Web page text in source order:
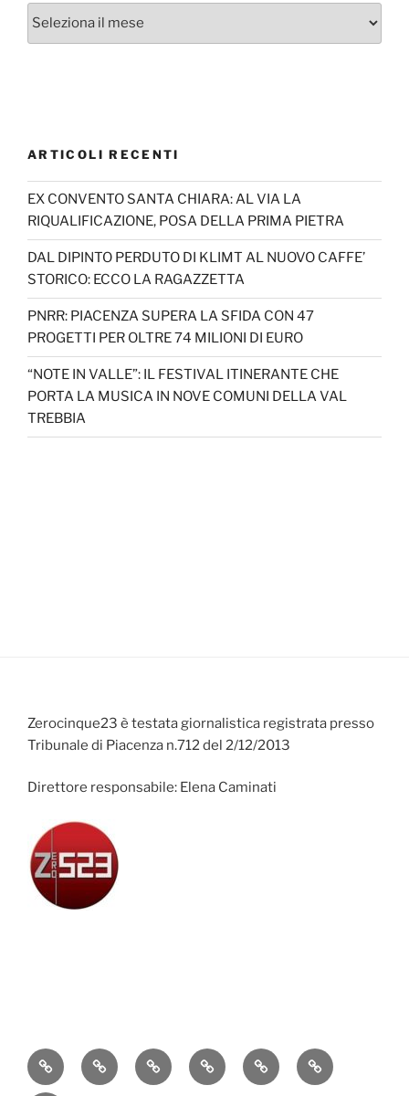
ARTICOLI RECENTI
EX CONVENTO SANTA CHIARA: AL VIA LA
RIQUALIFICAZIONE, POSA DELLA PRIMA PIETRA
DAL DIPINTO PERDUTO DI KLIMT AL NUOVO CAFFE’
STORICO: ECCO LA RAGAZZETTA
PNRR: PIACENZA SUPERA LA SFIDA CON 47
PROGETTI PER OLTRE 74 MILIONI DI EURO
“NOTE IN VALLE”: IL FESTIVAL ITINERANTE CHE
PORTA LA MUSICA IN NOVE COMUNI DELLA VAL
TREBBIA
Zerocinque23 è testata giornalistica registrata presso
Tribunale di Piacenza n.712 del 2/12/2013
Direttore responsabile: Elena Caminati
AttualitàCronacaPolitica EconomiaCultura Sport